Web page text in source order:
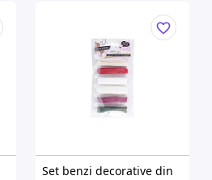
Set benzi decorative din